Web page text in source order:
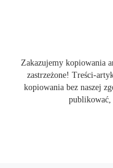
Zakazujemy kopiowania
zastrzeżone! Treści-
kopiowania bez naszej
publikować,